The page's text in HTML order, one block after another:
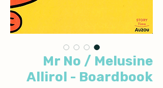
Mr No / Melusine
Allirol - Boardbook